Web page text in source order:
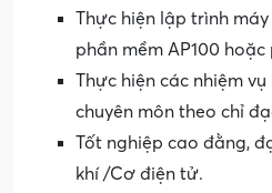
Thực hiện lập trình
phần mềm AP100 hoặc
Thực hiện các nhiệm
chuyên môn theo chỉ
Tốt nghiệp cao đằng,
khí /Cơ điện tử.